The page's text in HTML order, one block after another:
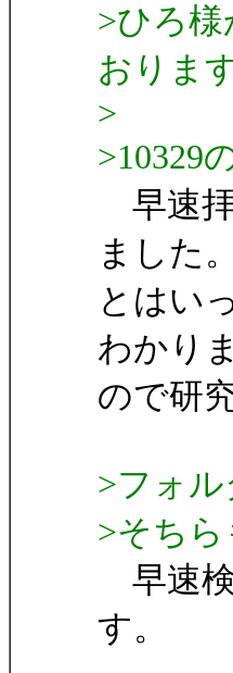
>ひろ
おります
>
>10329
早速
ました。
とはい
わかり
ので研
>フォ
>そち
早速
す。